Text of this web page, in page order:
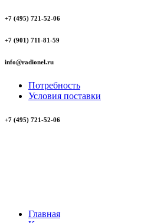
+7 (495) 721-52-06
+7 (901) 711-81-59
info@radionel.ru
Потребность
Условия поставки
+7 (495) 721-52-06
Главная